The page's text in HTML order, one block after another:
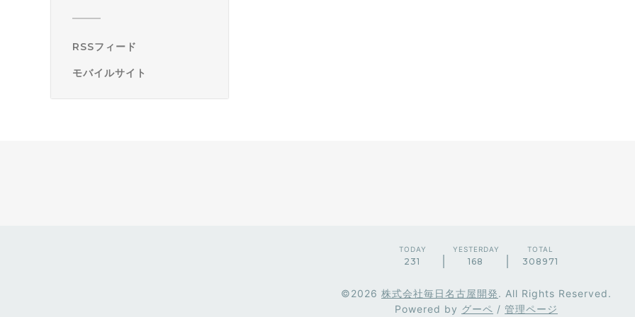
RSSフィード
モバイルサイト
TODAY
231
YESTERDAY
168
TOTAL
308971
©2026 株式会社毎日名古屋開発. All Rights Reserved.
Powered by グーペ / 管理ページ